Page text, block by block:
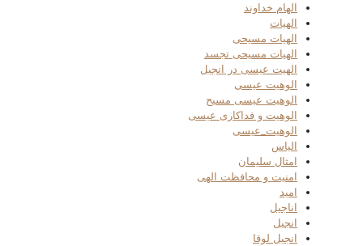
الهام خداوند
الهیات
الهیات مسیحی
الهیات مسیحی تجسد
الهیت عیسی در انجیل
الوهیت عیسی
الوهیت عیسی مسیح
الوهیت و فداکاری عیسی
الوهیت_عیسی
الیاس
امثال سلیمان
امنیت و محافظت الهی
امید
اناجیل
انجیل
انجیل لوقا